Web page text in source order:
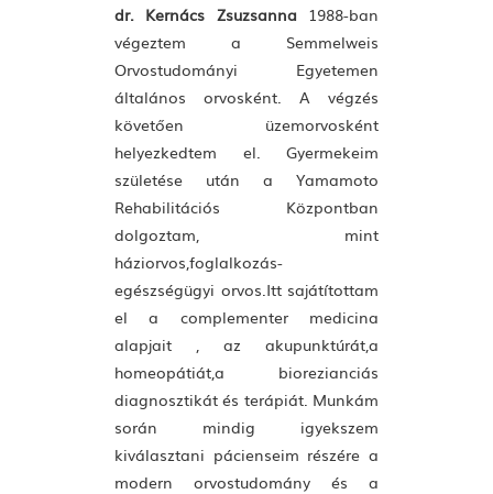
dr. Kernács Zsuzsanna 1988-ban
végeztem a Semmelweis
Orvostudományi Egyetemen
általános orvosként. A végzés
követően üzemorvosként
helyezkedtem el. Gyermekeim
születése után a Yamamoto
Rehabilitációs Központban
dolgoztam, mint
háziorvos,foglalkozás-
egészségügyi orvos.Itt sajátítottam
el a complementer medicina
alapjait , az akupunktúrát,a
homeopátiát,a biorezianciás
diagnosztikát és terápiát. Munkám
során mindig igyekszem
kiválasztani pácienseim részére a
modern orvostudomány és a